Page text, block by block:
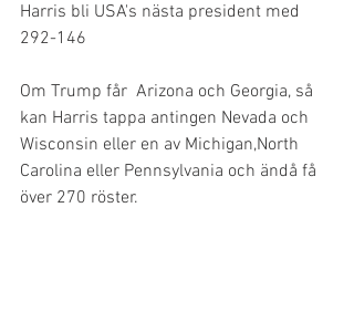
Harris bli USA's nästa president med
292-146
Om Trump får  Arizona och Georgia, så
kan Harris tappa antingen Nevada och
Wisconsin eller en av Michigan,North
Carolina eller Pennsylvania och ändå få
över 270 röster.